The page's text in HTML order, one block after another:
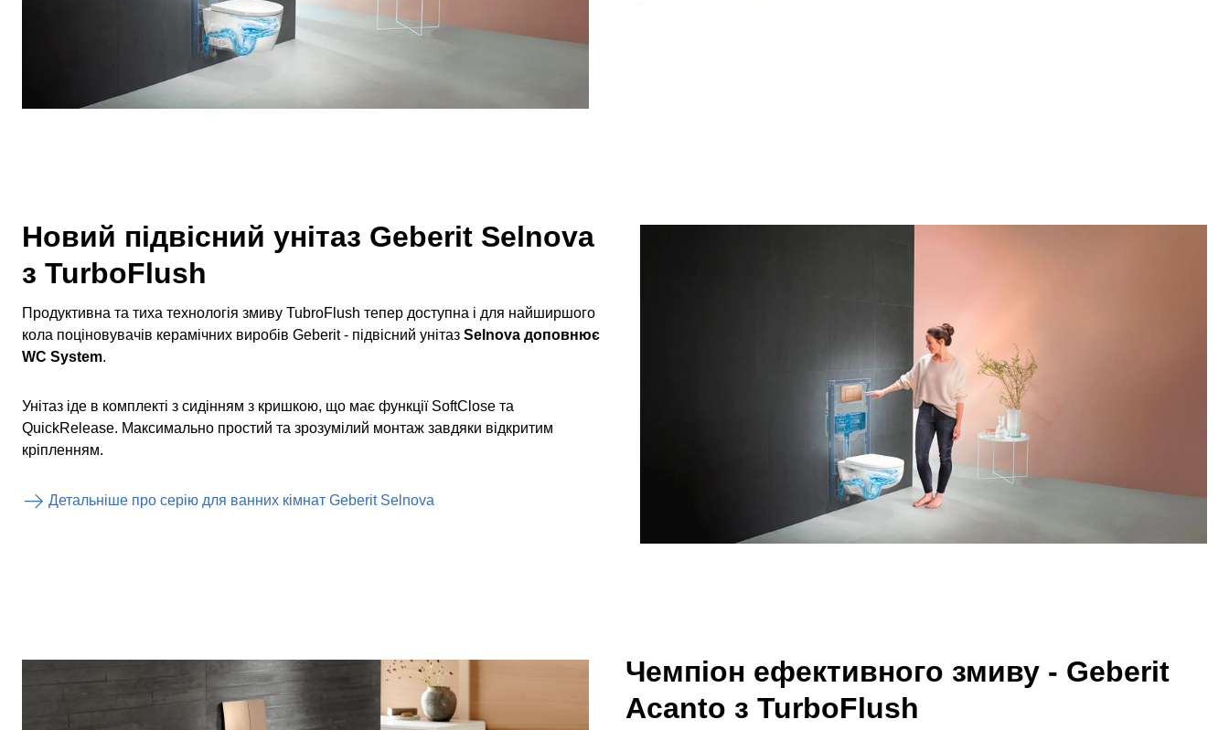
Новий підвісний унітаз Geberit Selnova
з TurboFlush
Продуктивна та тиха технологія змиву TubroFlush тепер доступна і для найширшого
кола поціновувачів керамічних виробів Geberit - підвісний унітаз Selnova доповнює
WC System.
Унітаз іде в комплекті з сидінням з кришкою, що має функції SoftClose та
QuickRelease. Максимально простий та зрозумілий монтаж завдяки відкритим
кріпленням.
Детальніше про серію для ванних кімнат Geberit Selnova
Чемпіон ефективного змиву - Geberit
Acanto з TurboFlush